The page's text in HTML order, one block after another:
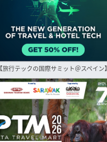
【旅行テックの国際サミット＠スペイン】